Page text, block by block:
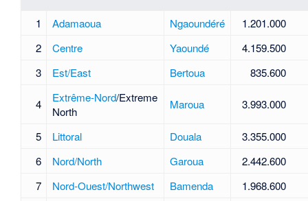
1 Adamaoua Ngaoundéré
1.201.000
2
Centre Yaoundé
4.159.500
3
Est/East Bertoua 835.600
4 Extrême-Nord/Extreme
North
Maroua 3.993.000
5 Littoral Douala
3.355.000
6
Nord/North Garoua
2.442.600
7
Nord-Ouest/Northwest Bamenda
1.968.600